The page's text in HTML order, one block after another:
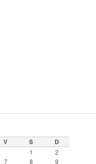
V S D
1 2
7 8 9